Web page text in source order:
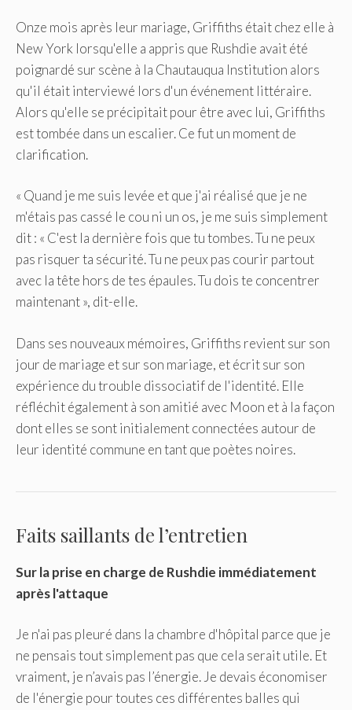
Onze mois après leur mariage, Griffiths était chez elle à
New York lorsqu'elle a appris que Rushdie avait été
poignardé sur scène à la Chautauqua Institution alors
qu'il était interviewé lors d'un événement littéraire.
Alors qu'elle se précipitait pour être avec lui, Griffiths
est tombée dans un escalier. Ce fut un moment de
clarification.
« Quand je me suis levée et que j'ai réalisé que je ne
m'étais pas cassé le cou ni un os, je me suis simplement
dit : « C'est la dernière fois que tu tombes. Tu ne peux
pas risquer ta sécurité. Tu ne peux pas courir partout
avec la tête hors de tes épaules. Tu dois te concentrer
maintenant », dit-elle.
Dans ses nouveaux mémoires, Griffiths revient sur son
jour de mariage et sur son mariage, et écrit sur son
expérience du trouble dissociatif de l'identité. Elle
réfléchit également à son amitié avec Moon et à la façon
dont elles se sont initialement connectées autour de
leur identité commune en tant que poètes noires.
Faits saillants de l’entretien
Sur la prise en charge de Rushdie immédiatement
après l'attaque
Je n'ai pas pleuré dans la chambre d'hôpital parce que je
ne pensais tout simplement pas que cela serait utile. Et
vraiment, je n’avais pas l’énergie. Je devais économiser
de l'énergie pour toutes ces différentes balles qui